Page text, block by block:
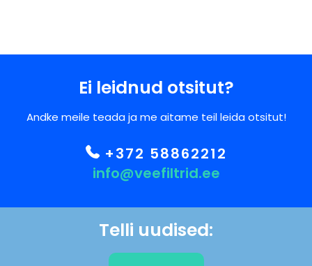
Ei leidnud otsitut?
Andke meile teada ja me aitame teil leida otsitut!
+372 58862212
info@veefiltrid.ee
Telli uudised: